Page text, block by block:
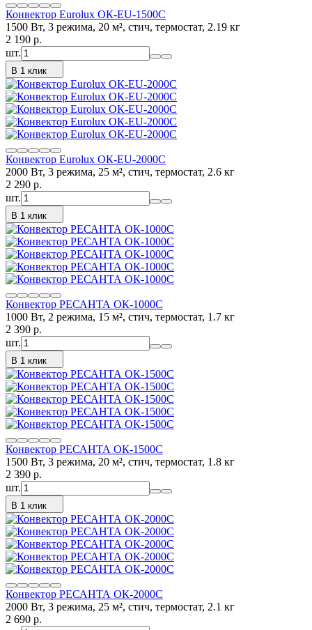
Конвектор Eurolux ОК-EU-1500C
1500 Вт, 3 режима, 20 м², стич, термостат, 2.19 кг
2 190 p.
шт.
В 1 клик
Конвектор Eurolux ОК-EU-2000C
2000 Вт, 3 режима, 25 м², стич, термостат, 2.6 кг
2 290 p.
шт.
В 1 клик
Конвектор РЕСАНТА ОК-1000С
1000 Вт, 2 режима, 15 м², стич, термостат, 1.7 кг
2 390 p.
шт.
В 1 клик
Конвектор РЕСАНТА ОК-1500С
1500 Вт, 3 режима, 20 м², стич, термостат, 1.8 кг
2 390 p.
шт.
В 1 клик
Конвектор РЕСАНТА ОК-2000С
2000 Вт, 3 режима, 25 м², стич, термостат, 2.1 кг
2 690 p.